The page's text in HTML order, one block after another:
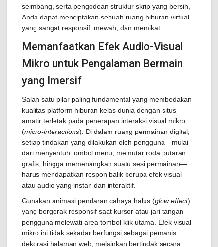
seimbang, serta pengodean struktur skrip yang bersih,
Anda dapat menciptakan sebuah ruang hiburan virtual
yang sangat responsif, mewah, dan memikat.
Memanfaatkan Efek Audio-Visual
Mikro untuk Pengalaman Bermain
yang Imersif
Salah satu pilar paling fundamental yang membedakan
kualitas platform hiburan kelas dunia dengan situs
amatir terletak pada penerapan interaksi visual mikro
(micro-interactions). Di dalam ruang permainan digital,
setiap tindakan yang dilakukan oleh pengguna—mulai
dari menyentuh tombol menu, memutar roda putaran
grafis, hingga memenangkan suatu sesi permainan—
harus mendapatkan respon balik berupa efek visual
atau audio yang instan dan interaktif.
Gunakan animasi pendaran cahaya halus (glow effect)
yang bergerak responsif saat kursor atau jari tangan
pengguna melewati area tombol klik utama. Efek visual
mikro ini tidak sekadar berfungsi sebagai pemanis
dekorasi halaman web, melainkan bertindak secara